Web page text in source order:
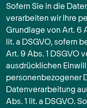
Sofern Sie in die
verarbeiten wir Ihre
Grundlage von Art. 6
lit. a DSGVO, sofern
Art. 9 Abs. 1 DSGVO
ausdrücklichen
personenbezogener
Datenverarbeitung
Abs. 1 lit. a DSGVO.